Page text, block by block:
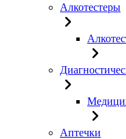
Алкотестеры
Аптечки